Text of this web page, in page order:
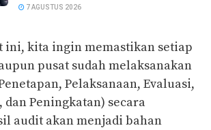
7 AGUSTUS 2026
ini, kita ingin memastikan setiap
pusat sudah melaksanakan
Pelaksanaan, Evaluasi,
dan Peningkatan) secara
audit akan menjadi bahan